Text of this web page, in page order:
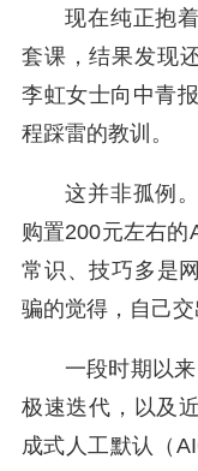
现在纯正抱
套课，结果发现
李虹女士向中青
程踩雷的教训。
这并非孤例
购置200元左右的
常识、技巧多是
骗的觉得，自己交
一段时期以
极速迭代，以及
成式人工默认（